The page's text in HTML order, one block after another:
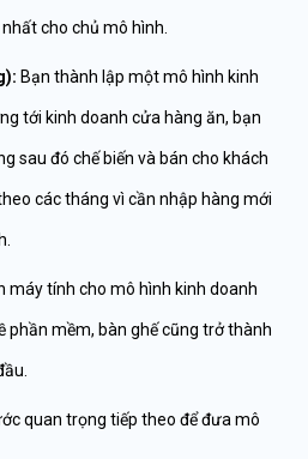
cho chủ mô hình.
Bạn thành lập một mô hình kinh
tới kinh doanh cửa hàng ăn, bạn
sau đó chế biến và bán cho khách
các tháng vì cần nhập hàng mới
máy tính cho mô hình kinh doanh
phần mềm, bàn ghế cũng trở thành
quan trọng tiếp theo để đưa mô